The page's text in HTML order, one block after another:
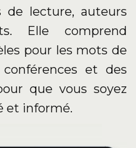
lecture, auteurs
Elle comprend
pour les mots de
et des
que vous soyez
et informé.